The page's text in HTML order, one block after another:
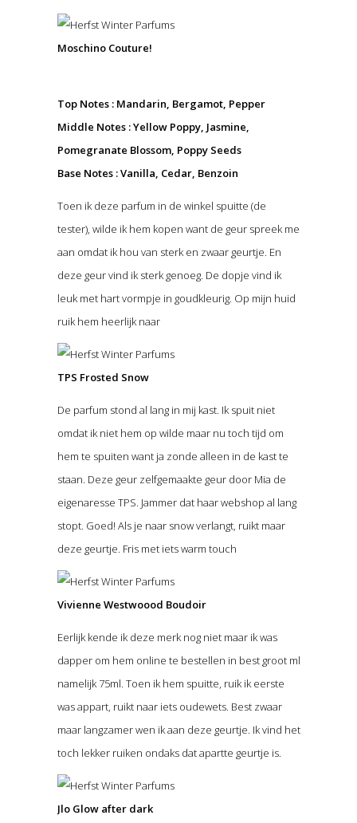
Moschino Couture!
Top Notes : Mandarin, Bergamot, Pepper
Middle Notes : Yellow Poppy, Jasmine,
Pomegranate Blossom, Poppy Seeds
Base Notes : Vanilla, Cedar, Benzoin
Toen ik deze parfum in de winkel spuitte (de
tester), wilde ik hem kopen want de geur spreek me
aan omdat ik hou van sterk en zwaar geurtje. En
deze geur vind ik sterk genoeg. De dopje vind ik
leuk met hart vormpje in goudkleurig. Op mijn huid
ruik hem heerlijk naar
TPS Frosted Snow
De parfum stond al lang in mij kast. Ik spuit niet
omdat ik niet hem op wilde maar nu toch tijd om
hem te spuiten want ja zonde alleen in de kast te
staan. Deze geur zelfgemaakte geur door Mia de
eigenaresse TPS. Jammer dat haar webshop al lang
stopt. Goed! Als je naar snow verlangt, ruikt maar
deze geurtje. Fris met iets warm touch
Vivienne Westwoood Boudoir
Eerlijk kende ik deze merk nog niet maar ik was
dapper om hem online te bestellen in best groot ml
namelijk 75ml. Toen ik hem spuitte, ruik ik eerste
was appart, ruikt naar iets oudewets. Best zwaar
maar langzamer wen ik aan deze geurtje. Ik vind het
toch lekker ruiken ondaks dat apartte geurtje is.
Jlo Glow after dark